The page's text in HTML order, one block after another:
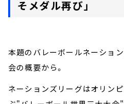
そメダル再び」
本題のバレーボールネーショ
会の概要から。
ネーションズリーグはオリン